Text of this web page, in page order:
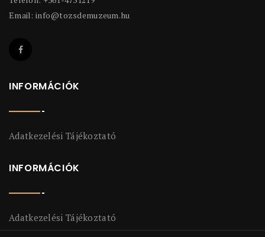
Email: info@tozsdemuzeum.hu
INFORMÁCIÓK
Adatkezelési Tájékoztató
INFORMÁCIÓK
Adatkezelési Tájékoztató